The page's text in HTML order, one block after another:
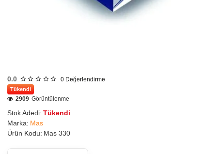
0.0 0 Değerlendirme
Tükendi
Stok Adedi: Tükendi
Marka: Mas
Ürün Kodu: Mas 330
2909 Görüntülenme